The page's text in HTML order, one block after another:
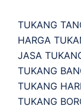
TUKANG
HARGA
JASA
TUKANG
TUKANG
TUKANG